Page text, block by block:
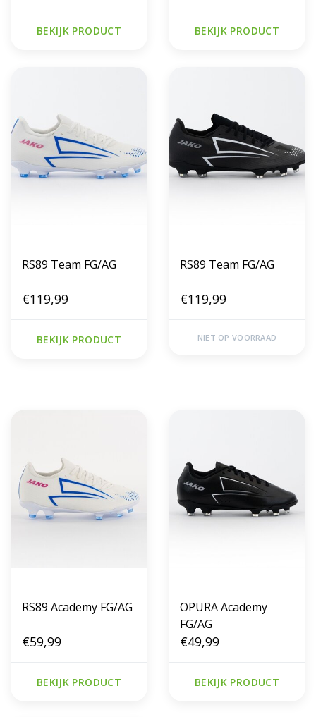
BEKIJK PRODUCT BEKIJK PRODUCT
RS89 Team FG/AG
€119,99
BEKIJK PRODUCT
RS89 Team FG/AG
€119,99
NIET OP VOORRAAD
RS89 Academy FG/AG
€59,99
BEKIJK PRODUCT
OPURA Academy
FG/AG
€49,99
BEKIJK PRODUCT